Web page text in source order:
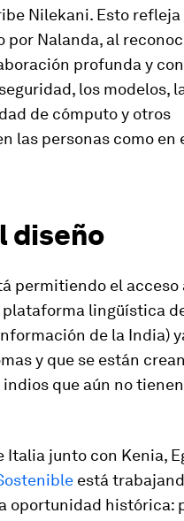
Nilekani. Esto refleja
Nalanda, al
profunda y
los modelos,
de cómputo y otros
las personas como en
diseño
permitiendo el acceso
plataforma lingüística
de la India)
y que se están
que aún no tienen
Italia junto con Kenia,
está
oportunidad histórica: